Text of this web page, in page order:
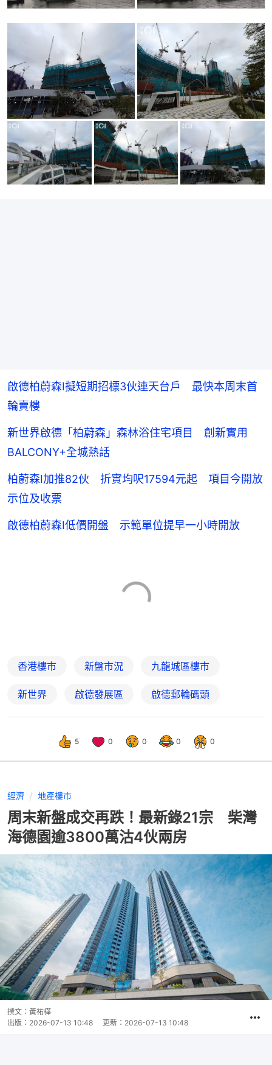
啟德柏蔚森I擬短期招標3伙連天台戶 最快本周末首
輪賣樓
新世界啟德「柏蔚森」森林浴住宅項目 創新實用
BALCONY+全城熱話
柏蔚森I加推82伙 折實均呎17594元起 項目今開放
示位及收票
啟德柏蔚森I低價開盤 示範單位提早一小時開放
香港樓市 新盤市況 九龍城區樓市
新世界 啟德發展區 啟德郵輪碼頭
5 0 0 0 0
經濟 地產樓市
周末新盤成交再跌！最新錄21宗 柴灣
海德園逾3800萬沽4伙兩房
撰文： 黃祐樺
出版： 2026-07-13 10:48 更新： 2026-07-13 10:48